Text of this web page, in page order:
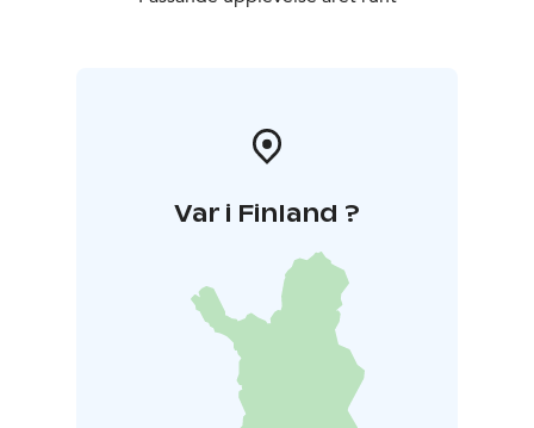
Var i Finland ?